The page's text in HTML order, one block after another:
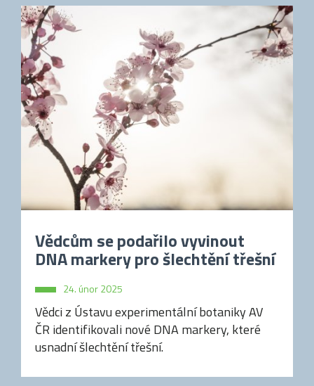
Vědcům se podařilo vyvinout
DNA markery pro šlechtění třešní
24. únor 2025
Vědci z Ústavu experimentální botaniky AV
ČR identifikovali nové DNA markery, které
usnadní šlechtění třešní.